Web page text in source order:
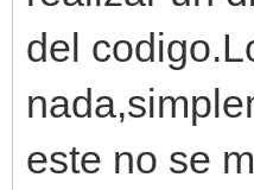
del
este no se